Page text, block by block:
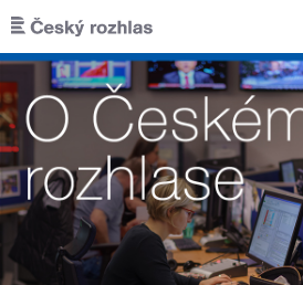
Přejít k hlavnímu obsahu